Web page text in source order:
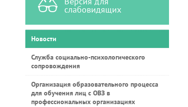
слабовидящих
Новости
Служба социально-психологического
сопровождения
Организация образовательного процесса
для обучения лиц с ОВЗ в
профессиональных организациях